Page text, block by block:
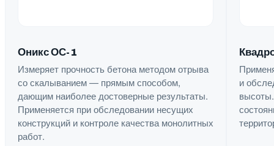
Оникс ОС-1
Измеряет прочность бетона методом отрыва
со скалыванием — прямым способом,
дающим наиболее достоверные результаты.
Применяется при обследовании несущих
конструкций и контроле качества монолитных
работ.
и